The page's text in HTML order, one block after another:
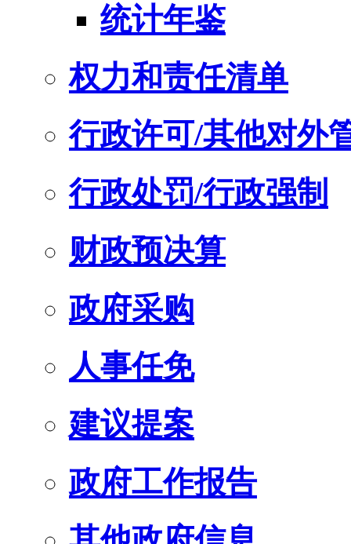
统计年鉴
权力和责任清单
行政许可/其他对外
行政处罚/行政强制
财政预决算
政府采购
人事任免
建议提案
政府工作报告